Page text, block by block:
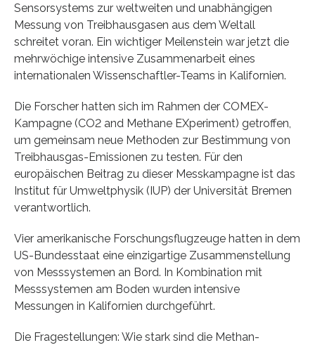
Sensorsystems zur weltweiten und unabhängigen
Messung von Treibhausgasen aus dem Weltall
schreitet voran. Ein wichtiger Meilenstein war jetzt die
mehrwöchige intensive Zusammenarbeit eines
internationalen Wissenschaftler-Teams in Kalifornien.
Die Forscher hatten sich im Rahmen der COMEX-
Kampagne (CO2 and Methane EXperiment) getroffen,
um gemeinsam neue Methoden zur Bestimmung von
Treibhausgas-Emissionen zu testen. Für den
europäischen Beitrag zu dieser Messkampagne ist das
Institut für Umweltphysik (IUP) der Universität Bremen
verantwortlich.
Vier amerikanische Forschungsflugzeuge hatten in dem
US-Bundesstaat eine einzigartige Zusammenstellung
von Messsystemen an Bord. In Kombination mit
Messsystemen am Boden wurden intensive
Messungen in Kalifornien durchgeführt.
Die Fragestellungen: Wie stark sind die Methan-